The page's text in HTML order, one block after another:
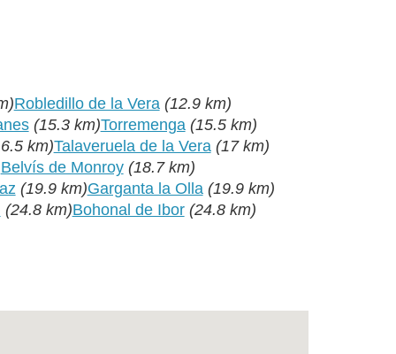
Robledillo de la Vera (12.9 km)
(15.3 km)Torremenga (15.5 km)
km)Talaveruela de la Vera (17 km)
Belvís de Monroy (18.7 km)
(19.9 km)Garganta la Olla (19.9 km)
(24.8 km)Bohonal de Ibor (24.8 km)